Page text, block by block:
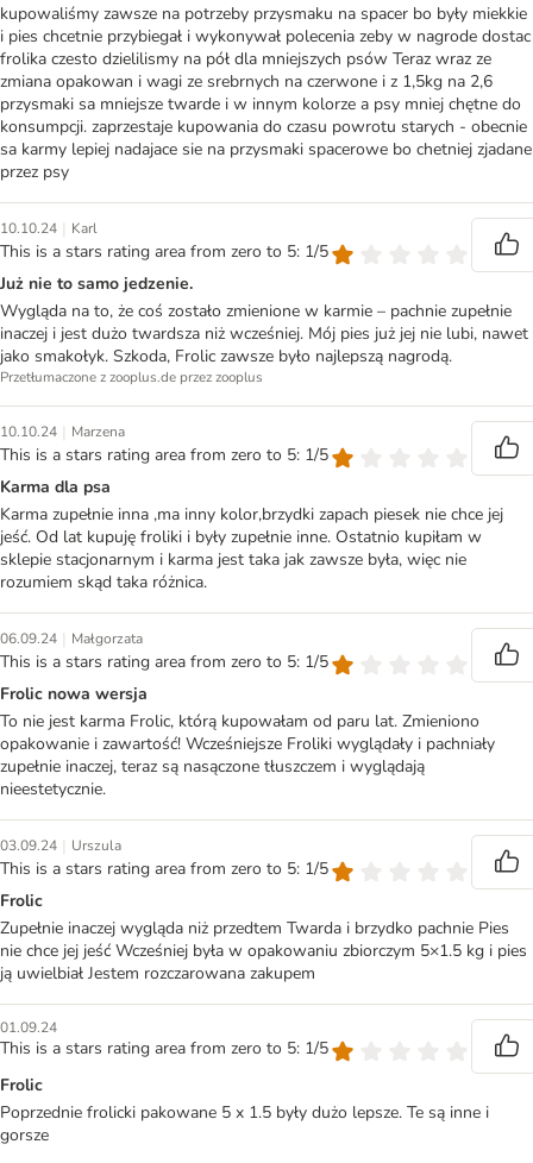
kupowaliśmy zawsze na potrzeby przysmaku na spacer bo były miekkie
i pies chcetnie przybiegał i wykonywał polecenia zeby w nagrode dostac
frolika czesto dzielilismy na pół dla mniejszych psów Teraz wraz ze
zmiana opakowan i wagi ze srebrnych na czerwone i z 1,5kg na 2,6
przysmaki sa mniejsze twarde i w innym kolorze a psy mniej chętne do
konsumpcji. zaprzestaje kupowania do czasu powrotu starych - obecnie
sa karmy lepiej nadajace sie na przysmaki spacerowe bo chetniej zjadane
przez psy
10.10.24 | Karl
This is a stars rating area from zero to 5: 1/5
Już nie to samo jedzenie.
Wygląda na to, że coś zostało zmienione w karmie – pachnie zupełnie
inaczej i jest dużo twardsza niż wcześniej. Mój pies już jej nie lubi, nawet
jako smakołyk. Szkoda, Frolic zawsze było najlepszą nagrodą.
Przetłumaczone z zooplus.de przez zooplus
10.10.24 | Marzena
This is a stars rating area from zero to 5: 1/5
Karma dla psa
Karma zupełnie inna ,ma inny kolor,brzydki zapach piesek nie chce jej
jeść. Od lat kupuję froliki i były zupełnie inne. Ostatnio kupiłam w
sklepie stacjonarnym i karma jest taka jak zawsze była, więc nie
rozumiem skąd taka różnica.
06.09.24 | Małgorzata
This is a stars rating area from zero to 5: 1/5
Frolic nowa wersja
To nie jest karma Frolic, którą kupowałam od paru lat. Zmieniono
opakowanie i zawartość! Wcześniejsze Froliki wyglądały i pachniały
zupełnie inaczej, teraz są nasączone tłuszczem i wyglądają
nieestetycznie.
03.09.24 | Urszula
This is a stars rating area from zero to 5: 1/5
Frolic
Zupełnie inaczej wygląda niż przedtem Twarda i brzydko pachnie Pies
nie chce jej jeść Wcześniej była w opakowaniu zbiorczym 5×1.5 kg i pies
ją uwielbiał Jestem rozczarowana zakupem
01.09.24
This is a stars rating area from zero to 5: 1/5
Frolic
Poprzednie frolicki pakowane 5 x 1.5 były dużo lepsze. Te są inne i
gorsze